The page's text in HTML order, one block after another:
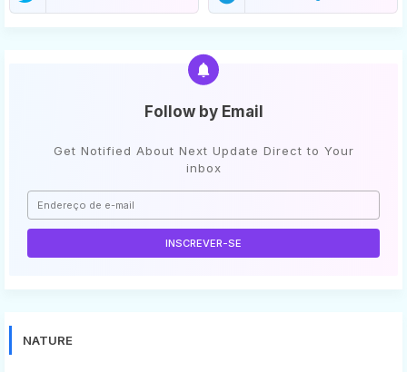
Follow by Email
Get Notified About Next Update Direct to Your
inbox
NATURE